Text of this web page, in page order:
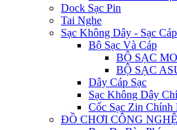
Dock Sạc Pin
Tai Nghe
Sạc Không Dây - Sạc Cáp
Bộ Sạc Và Cáp
BỘ SẠC
BỘ SẠC
Dây Cáp Sạc
Sạc Không Dây
Cốc Sạc Zin Chính
ĐỒ CHƠI CÔNG NGHỆ